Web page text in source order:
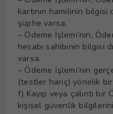
kartının hamilinin bilgisi
şüphe varsa,
– Ödeme İşlemi’nin,
hesabı sahibinin bilgisi
varsa,
– Ödeme İşlemi’nin
(testler hariç) yönelik
f) Kayıp veya çalıntı bir
kişisel güvenlik